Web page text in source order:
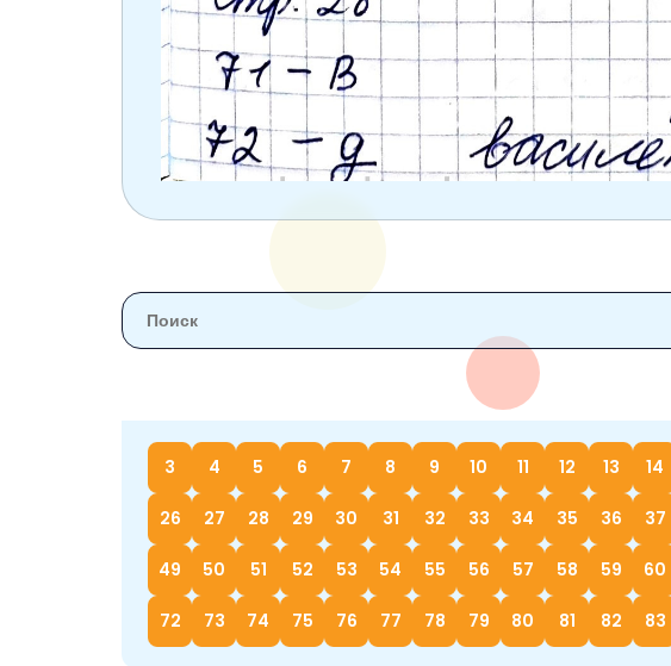
9 класс
10 класс
11 класс
3 4 5 6 7 8 9 10 11 12 13 14
26 27 28 29 30 31 32 33 34 35 36 37
49 50 51 52 53 54 55 56 57 58 59 60
72 73 74 75 76 77 78 79 80 81 82 83